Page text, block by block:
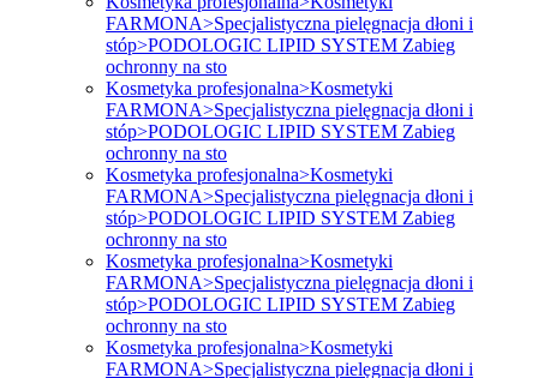
FARMONA>Specjalistyczna pielęgnacja dłoni i
stóp>PODOLOGIC LIPID SYSTEM Zabieg
ochronny na sto
Kosmetyka profesjonalna>Kosmetyki
FARMONA>Specjalistyczna pielęgnacja dłoni i
stóp>PODOLOGIC LIPID SYSTEM Zabieg
ochronny na sto
Kosmetyka profesjonalna>Kosmetyki
FARMONA>Specjalistyczna pielęgnacja dłoni i
stóp>PODOLOGIC LIPID SYSTEM Zabieg
ochronny na sto
Kosmetyka profesjonalna>Kosmetyki
FARMONA>Specjalistyczna pielęgnacja dłoni i
stóp>PODOLOGIC LIPID SYSTEM Zabieg
ochronny na sto
Kosmetyka profesjonalna>Kosmetyki
FARMONA>Specjalistyczna pielęgnacja dłoni i